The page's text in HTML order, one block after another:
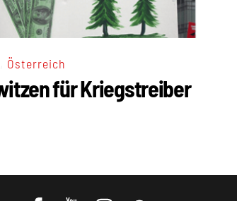
Österreich
für Kriegstreiber